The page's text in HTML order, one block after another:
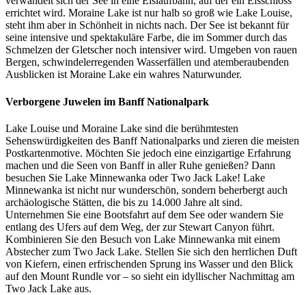
errichtet wird. Moraine Lake ist nur halb so groß wie Lake Louise,
steht ihm aber in Schönheit in nichts nach. Der See ist bekannt für
seine intensive und spektakuläre Farbe, die im Sommer durch das
Schmelzen der Gletscher noch intensiver wird. Umgeben von rauen
Bergen, schwindelerregenden Wasserfällen und atemberaubenden
Ausblicken ist Moraine Lake ein wahres Naturwunder.
Verborgene Juwelen im Banff Nationalpark
Lake Louise und Moraine Lake sind die berühmtesten
Sehenswürdigkeiten des Banff Nationalparks und zieren die meisten
Postkartenmotive. Möchten Sie jedoch eine einzigartige Erfahrung
machen und die Seen von Banff in aller Ruhe genießen? Dann
besuchen Sie Lake Minnewanka oder Two Jack Lake! Lake
Minnewanka ist nicht nur wunderschön, sondern beherbergt auch
archäologische Stätten, die bis zu 14.000 Jahre alt sind.
Unternehmen Sie eine Bootsfahrt auf dem See oder wandern Sie
entlang des Ufers auf dem Weg, der zur Stewart Canyon führt.
Kombinieren Sie den Besuch von Lake Minnewanka mit einem
Abstecher zum Two Jack Lake. Stellen Sie sich den herrlichen Duft
von Kiefern, einen erfrischenden Sprung ins Wasser und den Blick
auf den Mount Rundle vor – so sieht ein idyllischer Nachmittag am
Two Jack Lake aus.